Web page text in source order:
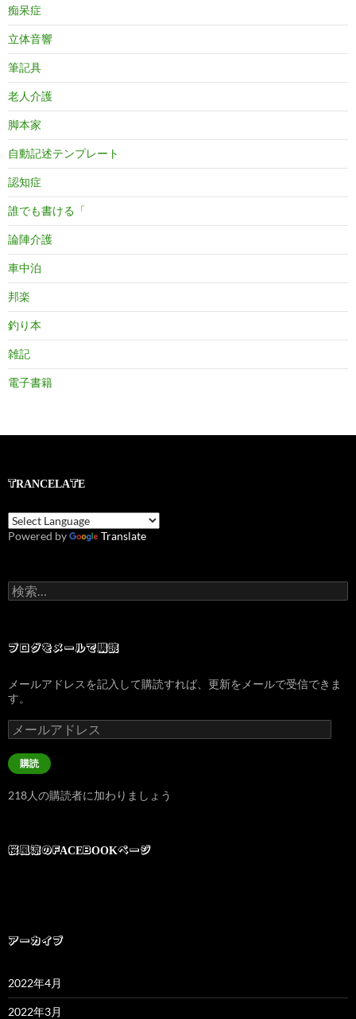
痴呆症
立体音響
筆記具
老人介護
脚本家
自動記述テンプレート
認知症
誰でも書ける「
論陣介護
車中泊
邦楽
釣り本
雑記
電子書籍
TRANCELATE
Powered by Translate
検
索:
ブログをメールで購読
メールアドレスを記入して購読すれば、更新をメールで受信できま
す。
メ
ー
ル
ア
レ
購読
218人の購読者に加わりましょう
桜風涼のFACEBOOKページ
アーカイブ
2022年4月
2022年3月